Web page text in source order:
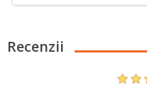
Recenzii